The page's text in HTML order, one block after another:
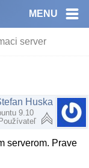
MENU
server
Huska
9.10
Používateľ
serverom. Prave